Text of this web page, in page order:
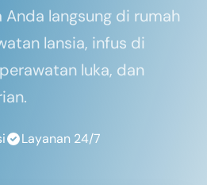
Anda langsung di rumah
lansia, infus di
luka, dan
Layanan 24/7